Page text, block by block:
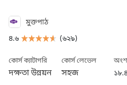
মুক্তপাঠ
৪.৬
(৬২৯)
কোর্স ক্যাটাগরি
দক্ষতা উন্নয়ন
কোর্স লেভেল
সহজ